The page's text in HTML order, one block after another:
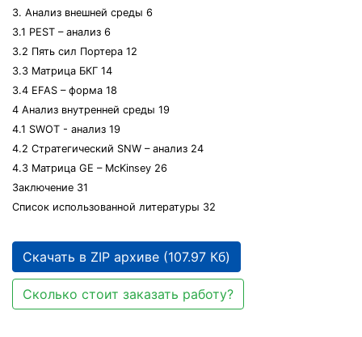
3. Анализ внешней среды 6
3.1 PEST – анализ 6
3.2 Пять сил Портера 12
3.3 Матрица БКГ 14
3.4 EFAS – форма 18
4 Анализ внутренней среды 19
4.1 SWOT - анализ 19
4.2 Стратегический SNW – анализ 24
4.3 Матрица GE – McKinsey 26
Заключение 31
Список использованной литературы 32
Скачать в ZIP архиве (107.97 Кб)
Сколько стоит заказать работу?